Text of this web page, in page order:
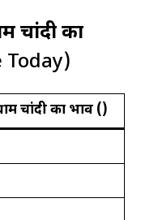
चांदी का
Today)
चांदी का भाव (₹)